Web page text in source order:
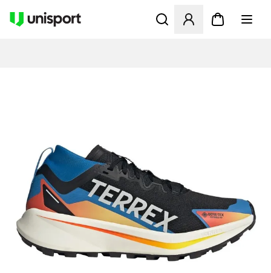
Åbner en Modal til at